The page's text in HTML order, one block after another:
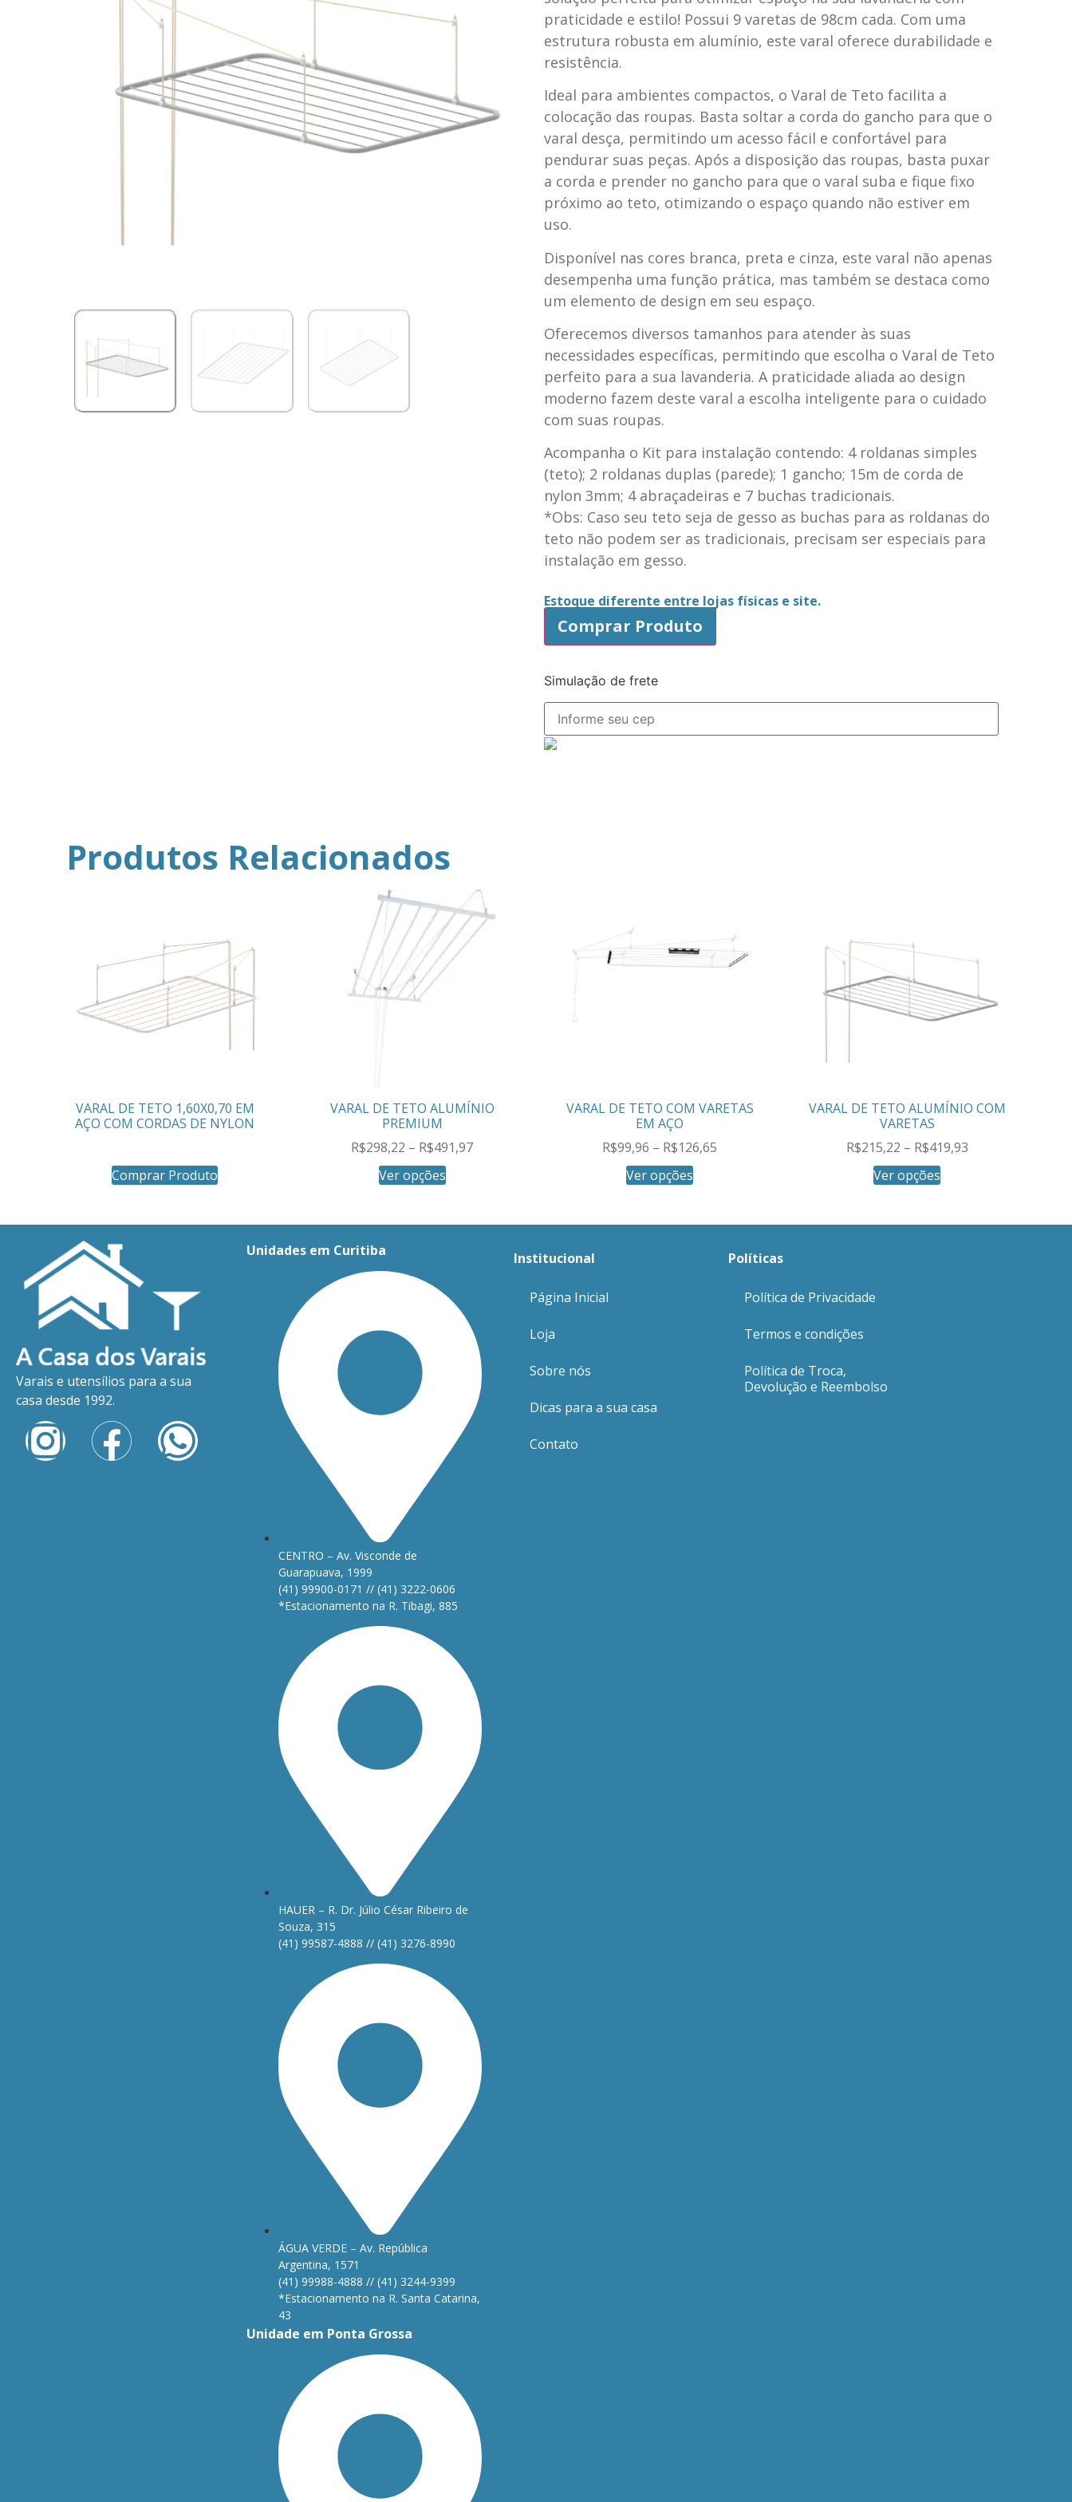
praticidade e estilo! Possui 9 varetas de 98cm cada. Com uma
estrutura robusta em alumínio, este varal oferece durabilidade e
resistência.
Ideal para ambientes compactos, o Varal de Teto facilita a
colocação das roupas. Basta soltar a corda do gancho para que o
varal desça, permitindo um acesso fácil e confortável para
pendurar suas peças. Após a disposição das roupas, basta puxar
a corda e prender no gancho para que o varal suba e fique fixo
próximo ao teto, otimizando o espaço quando não estiver em
uso.
Disponível nas cores branca, preta e cinza, este varal não apenas
desempenha uma função prática, mas também se destaca como
um elemento de design em seu espaço.
Oferecemos diversos tamanhos para atender às suas
necessidades específicas, permitindo que escolha o Varal de Teto
perfeito para a sua lavanderia. A praticidade aliada ao design
moderno fazem deste varal a escolha inteligente para o cuidado
com suas roupas.
Acompanha o Kit para instalação contendo: 4 roldanas simples
(teto); 2 roldanas duplas (parede); 1 gancho; 15m de corda de
nylon 3mm; 4 abraçadeiras e 7 buchas tradicionais.
*Obs: Caso seu teto seja de gesso as buchas para as roldanas do
teto não podem ser as tradicionais, precisam ser especiais para
instalação em gesso.
Estoque diferente entre lojas físicas e site.
Comprar Produto
Simulação de frete
Produtos Relacionados
VARAL DE TETO 1,60X0,70 EM
AÇO COM CORDAS DE NYLON
Comprar Produto
VARAL DE TETO ALUMÍNIO
PREMIUM
R$298,22 – R$491,97
Ver opções
VARAL DE TETO COM VARETAS
EM AÇO
R$99,96 – R$126,65
Ver opções
VARAL DE TETO ALUMÍNIO COM
VARETAS
R$215,22 – R$419,93
Ver opções
Varais e utensílios para a sua
casa desde 1992.
Unidades em Curitiba
CENTRO – Av. Visconde de
Guarapuava, 1999
(41) 99900-0171 // (41) 3222-0606
*Estacionamento na R. Tibagi, 885
HAUER – R. Dr. Júlio César Ribeiro de
Souza, 315
(41) 99587-4888 // (41) 3276-8990
ÁGUA VERDE – Av. República
Argentina, 1571
(41) 99988-4888 // (41) 3244-9399
*Estacionamento na R. Santa Catarina,
43
Unidade em Ponta Grossa
Institucional
Página Inicial
Loja
Sobre nós
Dicas para a sua casa
Contato
Políticas
Política de Privacidade
Termos e condições
Política de Troca,
Devolução e Reembolso